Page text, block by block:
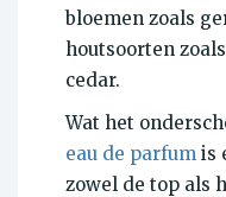
bloemen zoals
houtsoorten
cedar.
Wat het
eau de parfum is
zowel de top als